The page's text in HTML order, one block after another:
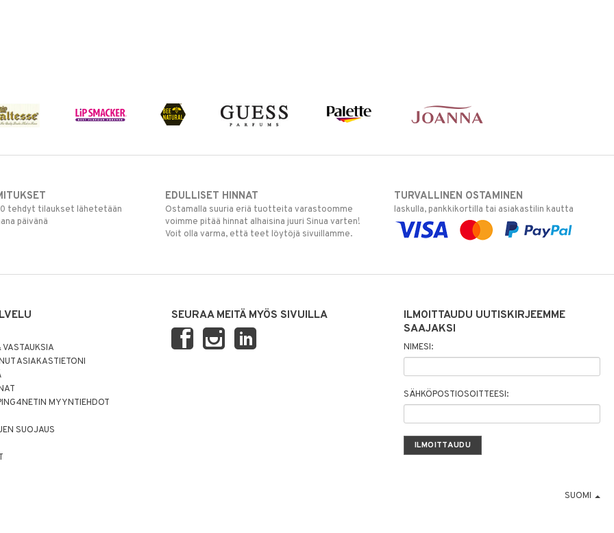
tehdyt tilaukset lähetetään
päivänä
EDULLISET HINNAT
Ostamalla suuria eriä tuotteita varastoomme
voimme pitää hinnat alhaisina juuri Sinua varten!
Voit olla varma, että teet löytöjä sivuillamme.
TURVALLINEN OSTAMINEN
laskulla, pankkikortilla tai asiakastilin kautta
ASIAKASTIETONI
MYYNTIEHDOT
SUOJAUS
SEURAA MEITÄ MYÖS SIVUILLA
ILMOITTAUDU UUTISKIRJEEMME
SAAJAKSI
NIMESI:
SÄHKÖPOSTIOSOITTEESI:
SUOMI